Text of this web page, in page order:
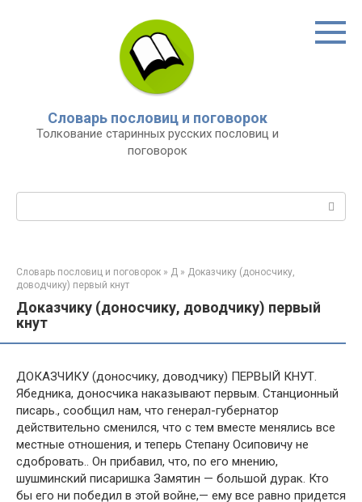
Словарь пословиц и поговорок
Толкование старинных русских пословиц и
поговорок
Словарь пословиц и поговорок » Д » Доказчику (доносчику,
доводчику) первый кнут
Доказчику (доносчику, доводчику) первый
кнут
ДОКАЗЧИКУ (доносчику, доводчику) ПЕРВЫЙ КНУТ.
Ябедника, доносчика наказывают первым. Станционный
писарь., сообщил нам, что генерал-губернатор
действительно сменился, что с тем вместе менялись все
местные отношения, и теперь Степану Осиповичу не
сдобровать.. Он прибавил, что, по его мнению,
шушминский писаришка Замятин — большой дурак. Кто
бы его ни победил в этой войне,— ему все равно придется